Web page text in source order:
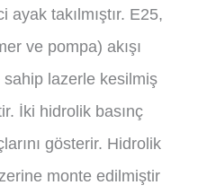
takılmıştır. E25,
ve pompa) akışı
lazerle kesilmiş
İki hidrolik basınç
gösterir. Hidrolik
monte edilmiştir